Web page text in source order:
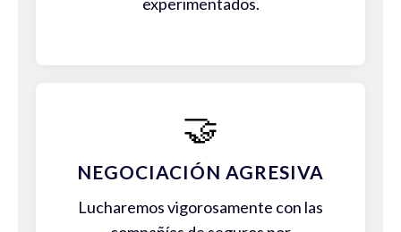
🤝
NEGOCIACIÓN AGRESIVA
Lucharemos vigorosamente con las